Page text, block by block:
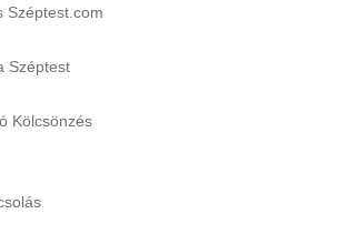
Széptest.com
Széptest
Kölcsönzés